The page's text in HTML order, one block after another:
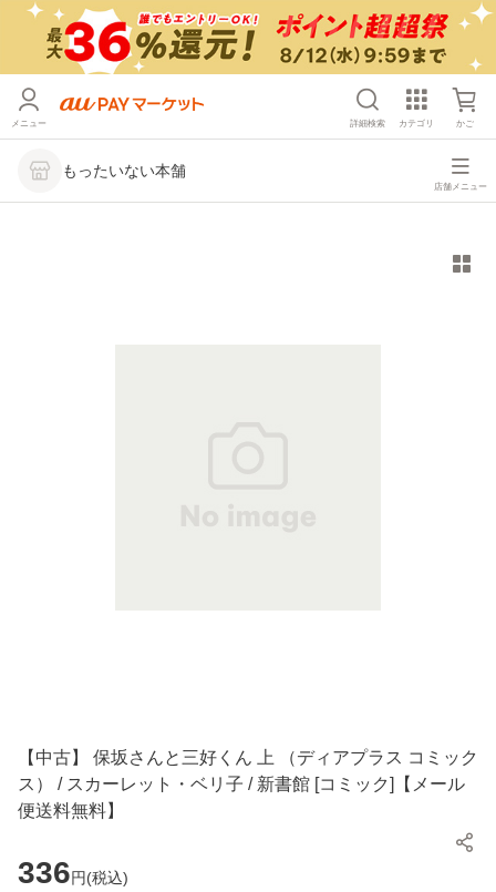
メニュー 詳細検索 カテゴリ かご
もったいない本舗
店舗メニュー
【中古】 保坂さんと三好くん 上 （ディアプラス コミック
ス） / スカーレット・ベリ子 / 新書館 [コミック]【メール
便送料無料】
336円(税込)